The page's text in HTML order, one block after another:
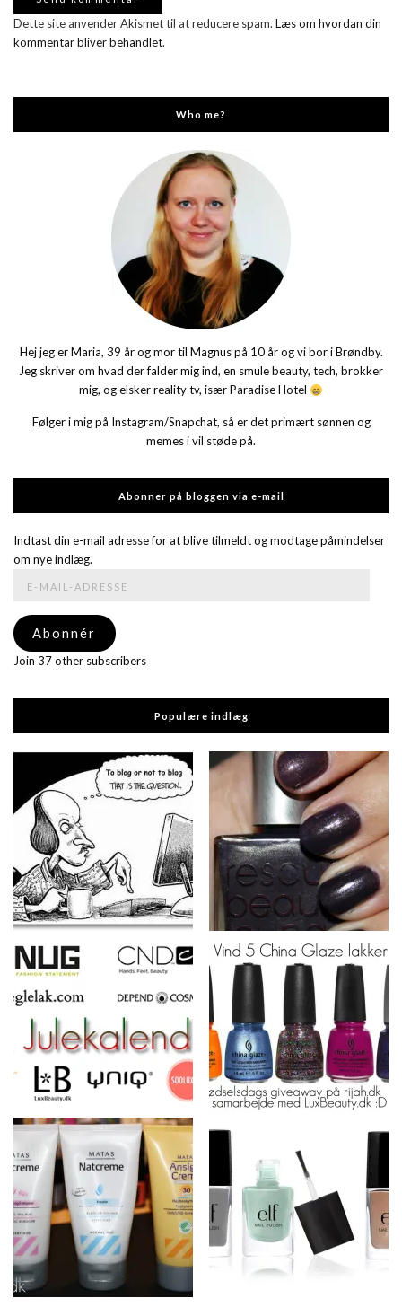
Dette site anvender Akismet til at reducere spam. Læs om hvordan din
kommentar bliver behandlet.
Who me?
Hej jeg er Maria, 39 år og mor til Magnus på 10 år og vi bor i Brøndby.
Jeg skriver om hvad der falder mig ind, en smule beauty, tech, brokker
mig, og elsker reality tv, især Paradise Hotel
Følger i mig på Instagram/Snapchat, så er det primært sønnen og
memes i vil støde på.
Abonner på bloggen via e-mail
Indtast din e-mail adresse for at blive tilmeldt og modtage påmindelser
om nye indlæg.
adresse
Abonnér
Join 37 other subscribers
Populære indlæg